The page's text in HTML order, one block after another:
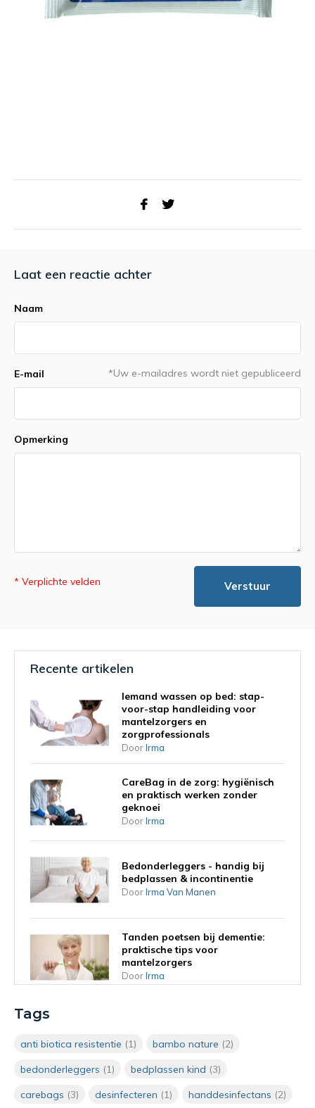
Laat een reactie achter
Naam
E-mail *Uw e-mailadres wordt niet gepubliceerd
Opmerking
* Verplichte velden Verstuur
Recente artikelen
Iemand wassen op bed: stap-
voor-stap handleiding voor
mantelzorgers en
zorgprofessionals
DoorIrma
CareBag in de zorg: hygiënisch
en praktisch werken zonder
geknoei
DoorIrma
Bedonderleggers - handig bij
bedplassen & incontinentie
DoorIrma Van Manen
Tanden poetsen bij dementie:
praktische tips voor
mantelzorgers
DoorIrma
zorgprofessionals
Verzorgend wassen met vochtige
Tags
anti biotica resistentie (1) bambo nature (2)
bedonderleggers (1) bedplassen kind (3)
carebags (3) desinfecteren (1) handdesinfectans (2)